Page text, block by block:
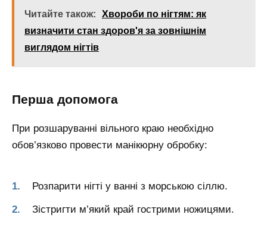
Читайте також:
Хвороби по нігтям: як
визначити стан здоров'я за зовнішнім
виглядом нігтів
Перша допомога
При розшаруванні вільного краю необхідно
обов’язково провести манікюрну обробку:
Розпарити нігті у ванні з морською сіллю.
Зістригти м’який край гострими ножицями.